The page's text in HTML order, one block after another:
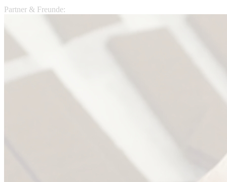
Partner & Freunde: